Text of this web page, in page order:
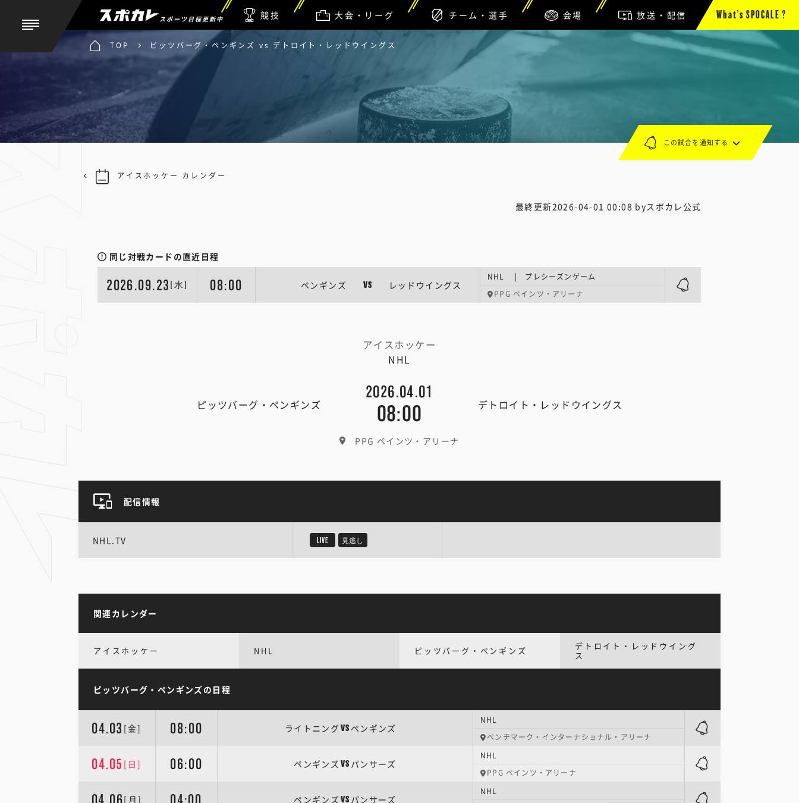
スポーツ日程更新中 競技 大会・リーグ チーム・選手 会場 放送・配信 What’s SPOCALE ?
TOP ピッツバーグ・ペンギンズ vs デトロイト・レッドウイングス
最終更新2026-04-01 00:08 byスポカレ公式
同じ対戦カードの直近日程
2026.09.23 [水] 08:00 ペンギンズ VS レッドウイングス
NHL | プレシーズンゲーム
PPG ペインツ・アリーナ
アイスホッケー
NHL
ピッツバーグ・ペンギンズ
2026.04.01
08:00 デトロイト・レッドウイングス
PPG ペインツ・アリーナ
この試合を通知する
アイスホッケー カレンダー
配信情報
NHL.TV LIVE 見逃し
関連カレンダー
アイスホッケー NHL ピッツバーグ・ペンギンズ
デトロイト・レッドウイング
ス
ピッツバーグ・ペンギンズの日程
04.03 [金] 08:00 ライトニング VS ペンギンズ
NHL
ベンチマーク・インターナショナル・アリーナ
04.05 [日] 06:00 ペンギンズ VS パンサーズ
NHL
PPG ペインツ・アリーナ
04.06[月] 04:00 ペンギンズ VS パンサーズ
NHL